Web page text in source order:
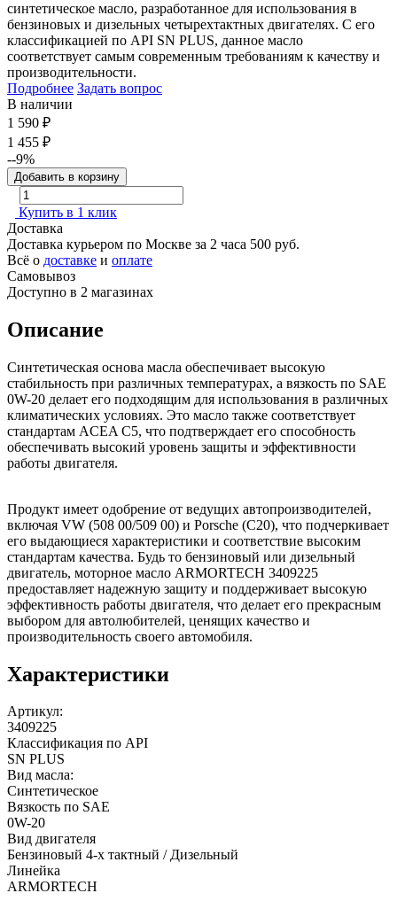
синтетическое масло, разработанное для использования в
бензиновых и дизельных четырехтактных двигателях. С его
классификацией по API SN PLUS, данное масло
соответствует самым современным требованиям к качеству и
производительности.
Подробнее Задать вопрос
В наличии
1 590 ₽
1 455 ₽
--9%
Добавить в корзину
Купить в 1 клик
Доставка
Доставка курьером по Москве за 2 часа 500 руб.
Всё о доставке и оплате
Самовывоз
Доступно в 2 магазинах
Описание
Синтетическая основа масла обеспечивает высокую
стабильность при различных температурах, а вязкость по SAE
0W-20 делает его подходящим для использования в различных
климатических условиях. Это масло также соответствует
стандартам ACEA C5, что подтверждает его способность
обеспечивать высокий уровень защиты и эффективности
работы двигателя.
Продукт имеет одобрение от ведущих автопроизводителей,
включая VW (508 00/509 00) и Porsche (C20), что подчеркивает
его выдающиеся характеристики и соответствие высоким
стандартам качества. Будь то бензиновый или дизельный
двигатель, моторное масло ARMORTECH 3409225
предоставляет надежную защиту и поддерживает высокую
эффективность работы двигателя, что делает его прекрасным
выбором для автолюбителей, ценящих качество и
производительность своего автомобиля.
Характеристики
Артикул:
3409225
Классификация по API
SN PLUS
Вид масла:
Синтетическое
Вязкость по SAE
0W-20
Вид двигателя
Бензиновый 4-х тактный / Дизельный
Линейка
ARMORTECH